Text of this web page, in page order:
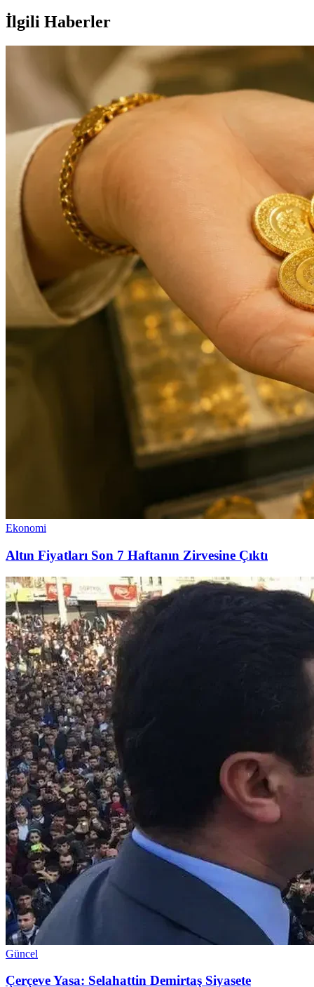
İlgili Haberler
Ekonomi
Altın Fiyatları Son 7 Haftanın Zirvesine Çıktı
Güncel
Çerçeve Yasa: Selahattin Demirtaş Siyasete